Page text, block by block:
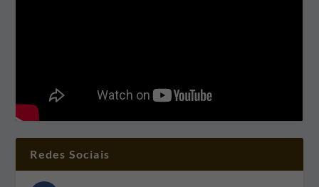
Redes Sociais